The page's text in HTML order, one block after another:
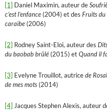
[1] Daniel Maximin, auteur de
c’est l’enfance (2004) et des Fruits du
caraïbe (2006)
[2] Rodney Saint-Eloi, auteur des
du baobab brûlé (2015) etQuand il
[3] Evelyne Trouillot, autricede
de mes mots (2014)
[4] Jacques Stephen Alexis, auteur